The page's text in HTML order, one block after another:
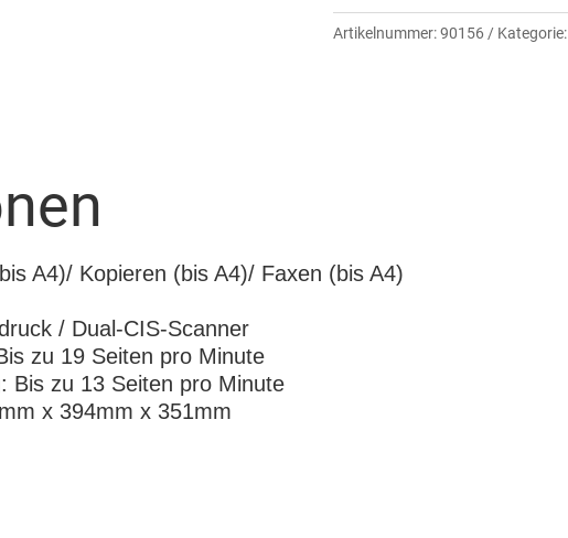
Artikelnummer:90156 Kategorie:
A4)/ Kopieren (bis A4)/ Faxen (bis A4)
/ Dual-CIS-Scanner
zu 19 Seiten pro Minute
Bis zu 13 Seiten pro Minute
x 394mm x 351mm